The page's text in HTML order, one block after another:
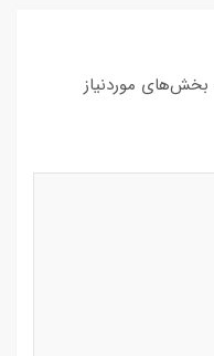
بخش‌های موردنیاز